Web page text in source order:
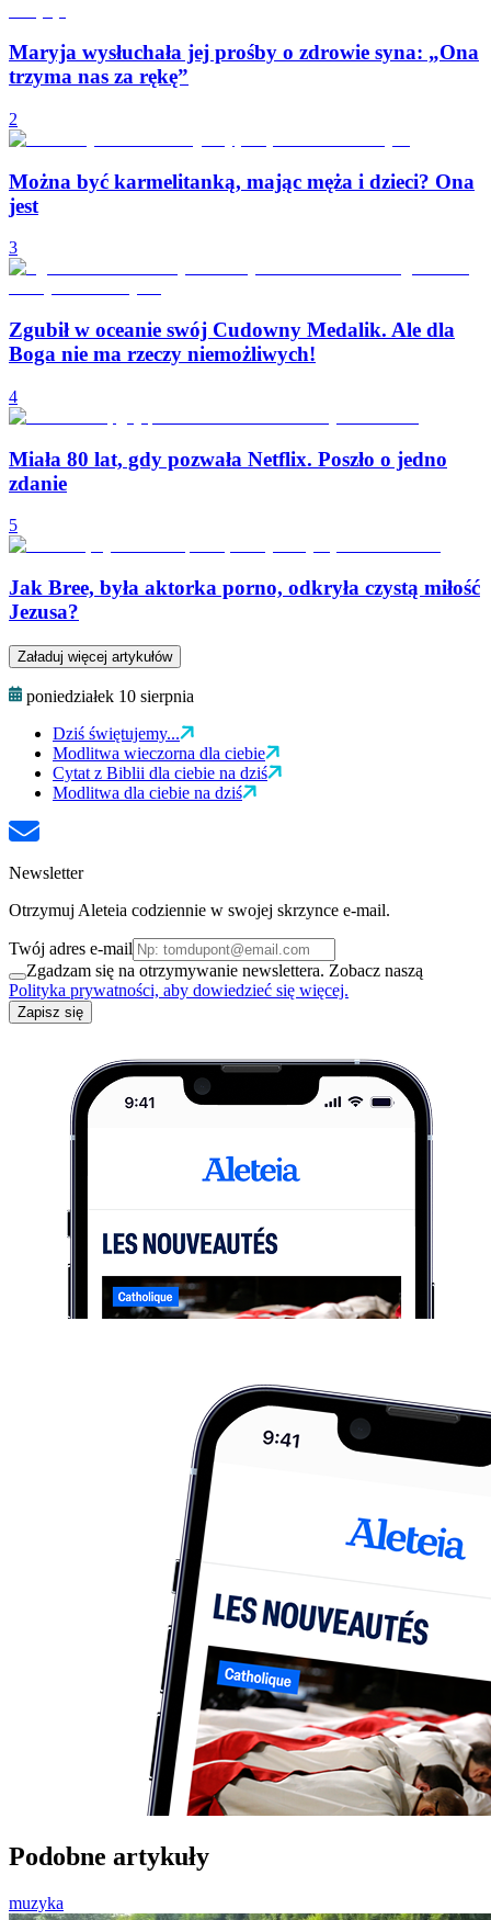
Maryja wysłuchała jej prośby o zdrowie syna: „Ona
trzyma nas za rękę”
2
Można być karmelitanką, mając męża i dzieci? Ona
jest
3
Zgubił w oceanie swój Cudowny Medalik. Ale dla
Boga nie ma rzeczy niemożliwych!
4
Miała 80 lat, gdy pozwała Netflix. Poszło o jedno
zdanie
5
Jak Bree, była aktorka porno, odkryła czystą miłość
​​Jezusa?
Załaduj więcej artykułów
poniedziałek 10 sierpnia
Dziś świętujemy...
Modlitwa wieczorna dla ciebie
Cytat z Biblii dla ciebie na dziś
Modlitwa dla ciebie na dziś
Newsletter
Otrzymuj Aleteia codziennie w swojej skrzynce e-mail.
Twój adres e-mail
Zgadzam się na otrzymywanie newslettera. Zobacz naszą
Polityka prywatności, aby dowiedzieć się więcej.
Zapisz się
Podobne artykuły
muzyka